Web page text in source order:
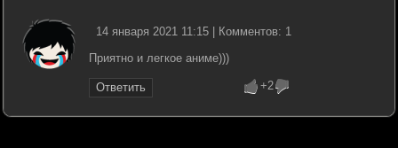
14 января 2021 11:15 | Комментов: 1
Приятно и легкое аниме)))
Ответить +2